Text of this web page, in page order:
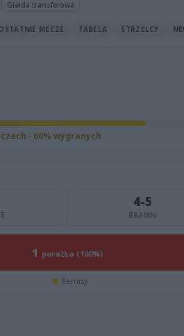
Giełda transferowa
MECZE TABELA STRZELCY
· 60% wygranych
4-5
BRAMKI
1 porażka (100%)
Remisy